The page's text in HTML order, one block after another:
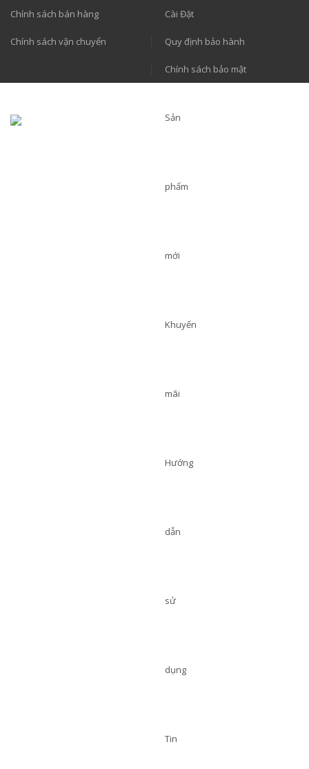
Chính sách bán hàng
Chính sách vận chuyển
Cài Đặt
Quy định bảo hành
Chính sách bảo mật
Sản
phẩm
mới
Khuyến
mãi
Hướng
dẫn
sử
dụng
Tin